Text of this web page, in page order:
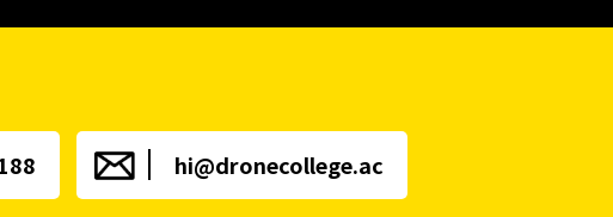
hi@dronecollege.ac